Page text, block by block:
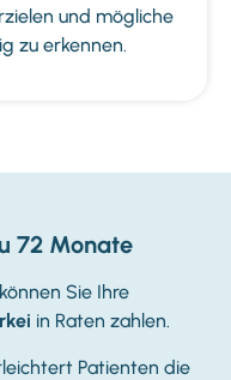
und mögliche
zu erkennen.
72 Monate
Sie Ihre
in Raten zahlen.
Patienten die